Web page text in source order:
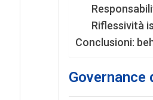
Riflessività
Conclusioni: